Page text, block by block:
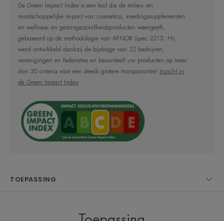
dagen. De romige textuur zorgt ervoor dat het
product snel wordt opgenomen, en laat een niet-
vette finish na op de huid.
HET WOORD VAN DE DESKUNDIGE
Het 1ste
***Van de Dermatologische
De Green Impact Index is een tool die de milieu- en
maatschappelijke impact van cosmetica, voedingssupplementen
en wellness- en gezinsgezondheidsproducten weergeeft,
gebaseerd op de methodologie van AFNOR Spec 2215. Hij
werd ontwikkeld dankzij de bijdrage van 22 bedrijven,
verenigingen en federaties en beoordeelt uw producten op meer
dan 50 criteria voor een steeds grotere transparantie!
Inzicht in
de Green Impact Index
TOEPASSING